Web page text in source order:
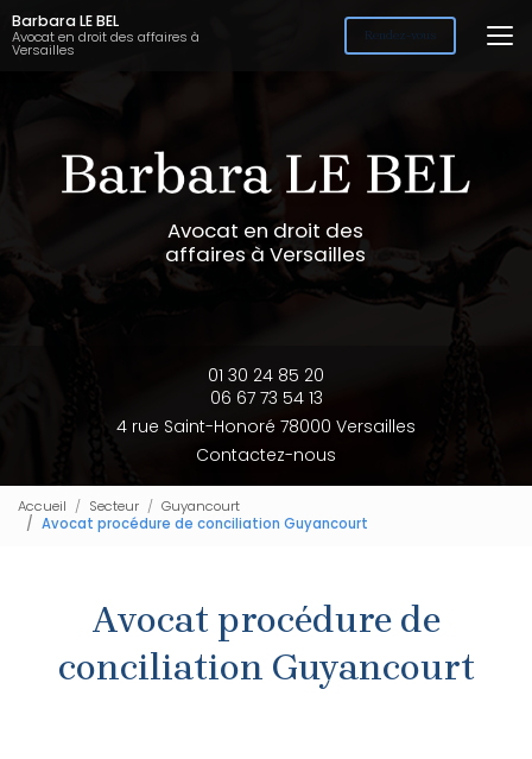
Aller
au
contenu
Barbara LE BEL
Avocat en droit des affaires à
Versailles
Rendez-vous
Avocat en droit des
affaires à Versailles
01 30 24 85 20
06 67 73 54 13
4 rue Saint-Honoré 78000 Versailles
Contactez-nous
Accueil Secteur
Guyancourt
Avocat procédure de conciliation Guyancourt
Avocat procédure de
conciliation Guyancourt